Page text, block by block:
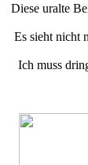
Diese uralte
Es sieht nicht
Ich muss